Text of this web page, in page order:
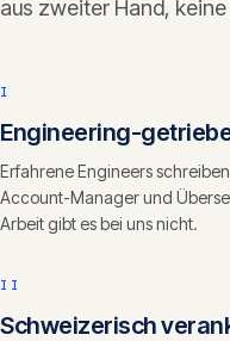
aus zweiter Hand,
I
Engineering-
Erfahrene Engineers
Account-Manager und
Arbeit gibt es bei uns nicht.
II
Schweizerisch